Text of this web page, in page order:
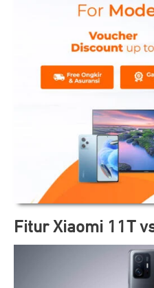
Fitur Xiaomi 11T